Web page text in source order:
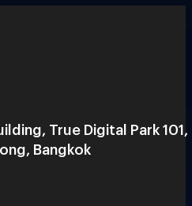
True Digital Park 101,
Bangkok